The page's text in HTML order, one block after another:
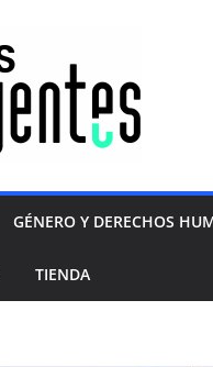
GÉNERO Y DERECHOS
TIENDA